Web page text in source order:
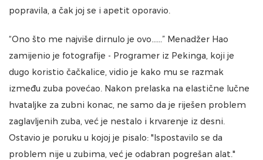
popravila, a čak joj se i apetit oporavio.
“Ono što me najviše dirnulo je ovo......” Menadžer Hao
zamijenio je fotografije - Programer iz Pekinga, koji je
dugo koristio čačkalice, vidio je kako mu se razmak
između zuba povećao. Nakon prelaska na elastične lučne
hvataljke za zubni konac, ne samo da je riješen problem
zaglavljenih zuba, već je nestalo i krvarenje iz desni.
Ostavio je poruku u kojoj je pisalo: "Ispostavilo se da
problem nije u zubima, već je odabran pogrešan alat."